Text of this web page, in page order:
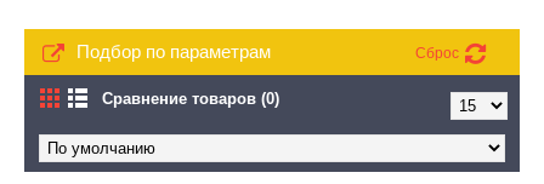
Подбор по параметрам Сброс
Сравнение товаров (0)